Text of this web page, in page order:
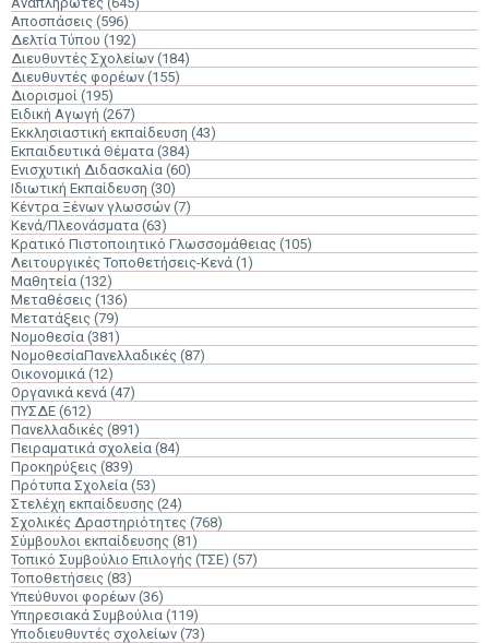
Αποσπάσεις (596)
Δελτία Τύπου (192)
Διευθυντές Σχολείων (184)
Διευθυντές φορέων (155)
Διορισμοί (195)
Ειδική Αγωγή (267)
Εκκλησιαστική εκπαίδευση (43)
Εκπαιδευτικά Θέματα (384)
Ενισχυτική Διδασκαλία (60)
Ιδιωτική Εκπαίδευση (30)
Κέντρα Ξένων γλωσσών (7)
Κενά/Πλεονάσματα (63)
Κρατικό Πιστοποιητικό Γλωσσομάθειας (105)
Λειτουργικές Τοποθετήσεις-Κενά (1)
Μαθητεία (132)
Μεταθέσεις (136)
Μετατάξεις (79)
Νομοθεσία (381)
ΝομοθεσίαΠανελλαδικές (87)
Οικονομικά (12)
Οργανικά κενά (47)
ΠΥΣΔΕ (612)
Πανελλαδικές (891)
Πειραματικά σχολεία (84)
Προκηρύξεις (839)
Πρότυπα Σχολεία (53)
Στελέχη εκπαίδευσης (24)
Σχολικές Δραστηριότητες (768)
Σύμβουλοι εκπαίδευσης (81)
Τοπικό Συμβούλιο Επιλογής (ΤΣΕ) (57)
Τοποθετήσεις (83)
Υπεύθυνοι φορέων (36)
Υπηρεσιακά Συμβούλια (119)
Υποδιευθυντές σχολείων (73)